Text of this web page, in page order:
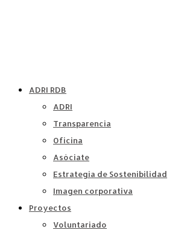
ADRI RDB
ADRI
Transparencia
Oficina
Asóciate
Estrategia de Sostenibilidad
Imagen corporativa
Proyectos
Voluntariado